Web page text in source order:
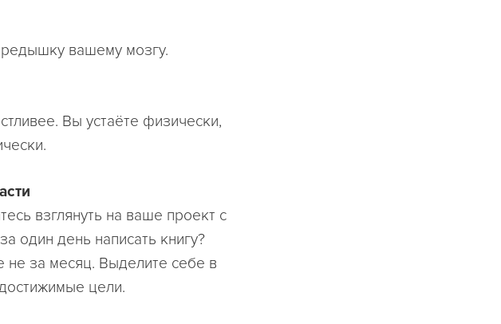
вашему мозгу.
Вы устаёте физически,
взглянуть на ваше проект с
один день написать книгу?
не за месяц. Выделите себе в
цели.